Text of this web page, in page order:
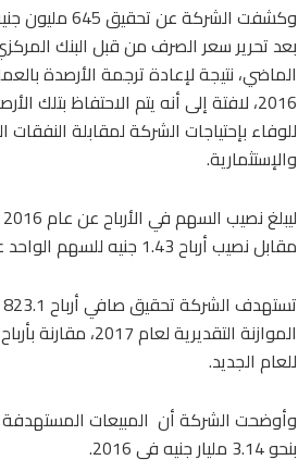
وكشفت الشركة عن
الماضي، نتيجة لإعادة ترجمة الأرصدة
2016، لافتة إلى أنه يتم الاحتفاظ بتلك
للوفاء بإحتياجات الشركة لمقابلة النفقات
والإستثمارية.
مقابل نصيب أرباح 1.43 جنيه للسهم الواحد عن عام 2015.
للعام الجديد.
بنحو 3.14 مليار جنيه في 2016.